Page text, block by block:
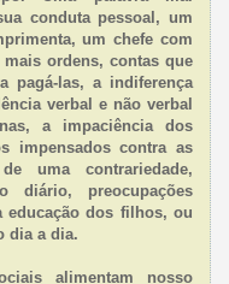
conduta pessoal, um
um chefe com
ordens, contas que
pagá-las, a indiferença
verbal e não verbal
a impaciência dos
impensados contra as
uma contrariedade,
diário, preocupações
dos filhos, ou
dia a dia.
alimentam nosso